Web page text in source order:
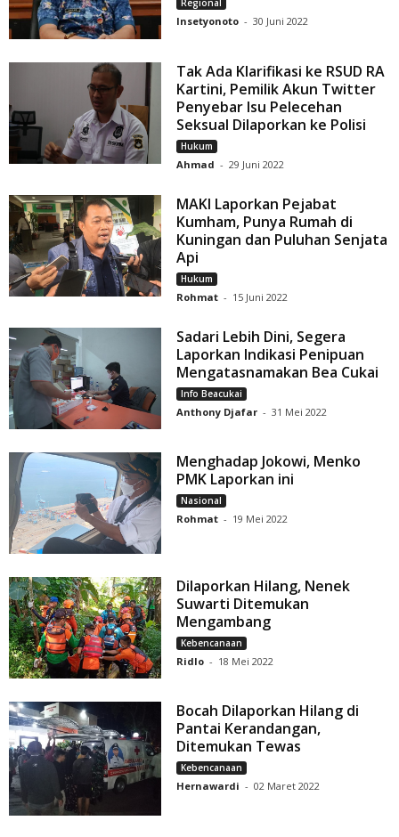
Regional
Insetyonoto - 30 Juni 2022
Tak Ada Klarifikasi ke RSUD RA
Kartini, Pemilik Akun Twitter
Penyebar Isu Pelecehan
Seksual Dilaporkan ke Polisi
Hukum
Ahmad - 29 Juni 2022
MAKI Laporkan Pejabat
Kumham, Punya Rumah di
Kuningan dan Puluhan Senjata
Api
Hukum
Rohmat - 15 Juni 2022
Sadari Lebih Dini, Segera
Laporkan Indikasi Penipuan
Mengatasnamakan Bea Cukai
Info Beacukai
Anthony Djafar - 31 Mei 2022
Menghadap Jokowi, Menko
PMK Laporkan ini
Nasional
Rohmat - 19 Mei 2022
Dilaporkan Hilang, Nenek
Suwarti Ditemukan
Mengambang
Kebencanaan
Ridlo - 18 Mei 2022
Bocah Dilaporkan Hilang di
Pantai Kerandangan,
Ditemukan Tewas
Kebencanaan
Hernawardi - 02 Maret 2022